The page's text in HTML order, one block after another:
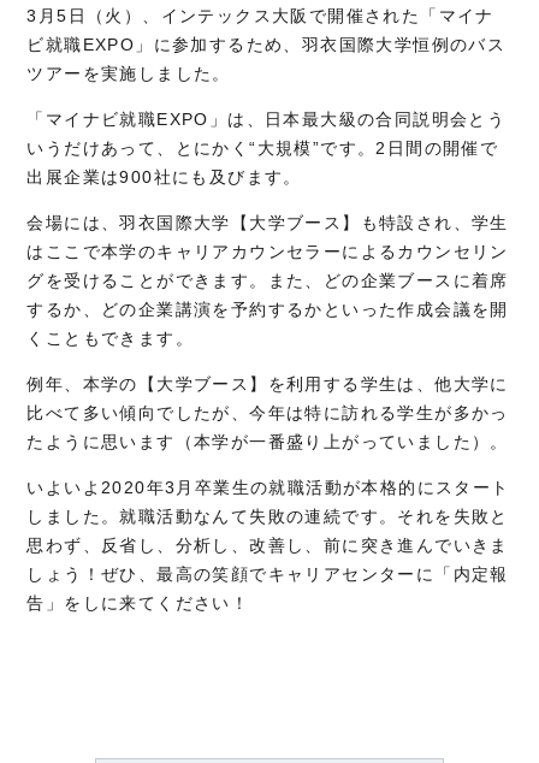
3月5日（火）、インテックス大阪で開催された「マイナ
ビ就職EXPO」に参加するため、羽衣国際大学恒例のバス
ツアーを実施しました。
「マイナビ就職EXPO」は、日本最大級の合同説明会とう
いうだけあって、とにかく“大規模”です。2日間の開催で
出展企業は900社にも及びます。
会場には、羽衣国際大学【大学ブース】も特設され、学生
はここで本学のキャリアカウンセラーによるカウンセリン
グを受けることができます。また、どの企業ブースに着席
するか、どの企業講演を予約するかといった作成会議を開
くこともできます。
例年、本学の【大学ブース】を利用する学生は、他大学に
比べて多い傾向でしたが、今年は特に訪れる学生が多かっ
たように思います（本学が一番盛り上がっていました）。
いよいよ2020年3月卒業生の就職活動が本格的にスタート
しました。就職活動なんて失敗の連続です。それを失敗と
思わず、反省し、分析し、改善し、前に突き進んでいきま
しょう！ぜひ、最高の笑顔でキャリアセンターに「内定報
告」をしに来てください！